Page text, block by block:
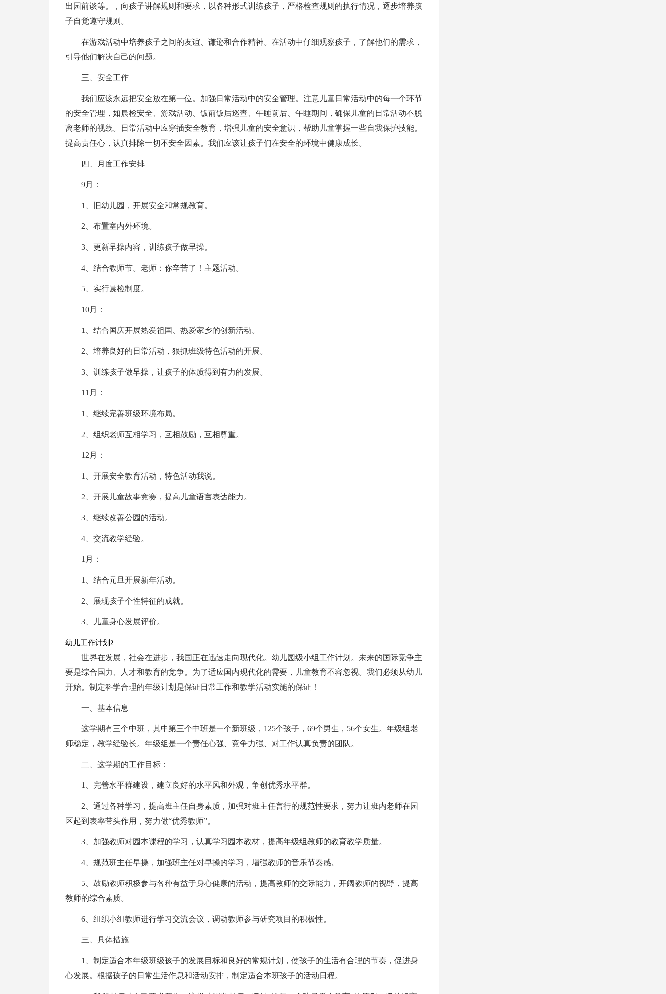
出园前谈等。，向孩子讲解规则和要求，以各种形式训练孩子，严格检查规则的执行情况，逐步培养孩
子自觉遵守规则。
在游戏活动中培养孩子之间的友谊、谦逊和合作精神。在活动中仔细观察孩子，了解他们的需求，
引导他们解决自己的问题。
三、安全工作
我们应该永远把安全放在第一位。加强日常活动中的安全管理。注意儿童日常活动中的每一个环节
的安全管理，如晨检安全、游戏活动、饭前饭后巡查、午睡前后、午睡期间，确保儿童的日常活动不脱
离老师的视线。日常活动中应穿插安全教育，增强儿童的安全意识，帮助儿童掌握一些自我保护技能。
提高责任心，认真排除一切不安全因素。我们应该让孩子们在安全的环境中健康成长。
四、月度工作安排
9月：
1、旧幼儿园，开展安全和常规教育。
2、布置室内外环境。
3、更新早操内容，训练孩子做早操。
4、结合教师节。老师：你辛苦了！主题活动。
5、实行晨检制度。
10月：
1、结合国庆开展热爱祖国、热爱家乡的创新活动。
2、培养良好的日常活动，狠抓班级特色活动的开展。
3、训练孩子做早操，让孩子的体质得到有力的发展。
11月：
1、继续完善班级环境布局。
2、组织老师互相学习，互相鼓励，互相尊重。
12月：
1、开展安全教育活动，特色活动我说。
2、开展儿童故事竞赛，提高儿童语言表达能力。
3、继续改善公园的活动。
4、交流教学经验。
1月：
1、结合元旦开展新年活动。
2、展现孩子个性特征的成就。
3、儿童身心发展评价。
幼儿工作计划2
世界在发展，社会在进步，我国正在迅速走向现代化。幼儿园级小组工作计划。未来的国际竞争主
要是综合国力、人才和教育的竞争。为了适应国内现代化的需要，儿童教育不容忽视。我们必须从幼儿
开始。制定科学合理的年级计划是保证日常工作和教学活动实施的保证！
一、基本信息
这学期有三个中班，其中第三个中班是一个新班级，125个孩子，69个男生，56个女生。年级组老
师稳定，教学经验长。年级组是一个责任心强、竞争力强、对工作认真负责的团队。
二、这学期的工作目标：
1、完善水平群建设，建立良好的水平风和外观，争创优秀水平群。
2、通过各种学习，提高班主任自身素质，加强对班主任言行的规范性要求，努力让班内老师在园
区起到表率带头作用，努力做“优秀教师”。
3、加强教师对园本课程的学习，认真学习园本教材，提高年级组教师的教育教学质量。
4、规范班主任早操，加强班主任对早操的学习，增强教师的音乐节奏感。
5、鼓励教师积极参与各种有益于身心健康的活动，提高教师的交际能力，开阔教师的视野，提高
教师的综合素质。
6、组织小组教师进行学习交流会议，调动教师参与研究项目的积极性。
三、具体措施
1、制定适合本年级班级孩子的发展目标和良好的常规计划，使孩子的生活有合理的节奏，促进身
心发展。根据孩子的日常生活作息和活动安排，制定适合本班孩子的活动日程。